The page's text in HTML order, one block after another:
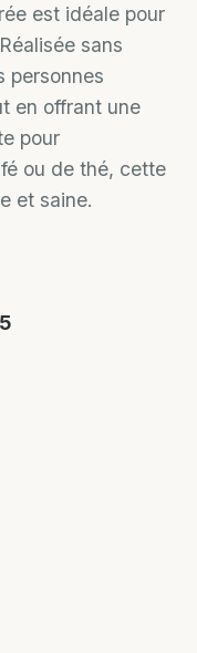
est idéale pour
sans
personnes
en offrant une
pour
ou de thé, cette
et saine.